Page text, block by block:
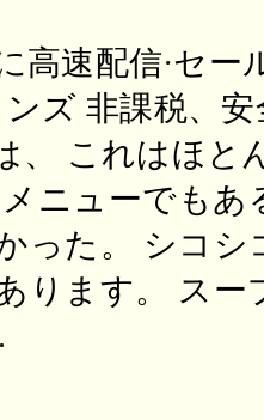
高速配信·セー
ズ 非課税、
、 これはほと
ニューでも
った。 シコ
ります。 ス